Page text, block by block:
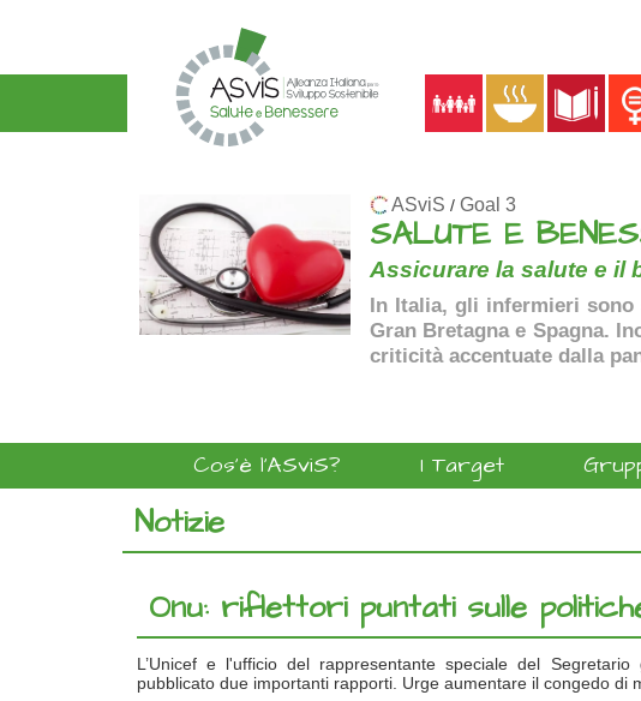
ASviS / Goal 3
SALUTE E
Assicurare la salute e il
In Italia, gli infermieri sono
Gran Bretagna e Spagna.
criticità accentuate dalla
Cos'è l'ASviS? I Target
Notizie
Onu: riflettori puntati sulle
L’Unicef e l'ufficio del rappresentante speciale del
pubblicato due importanti rapporti. Urge aumentare il congedo di